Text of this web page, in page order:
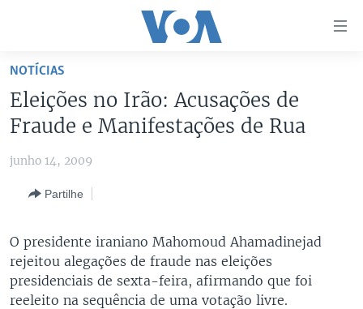
Acesso
para
artigo
para
Pesquisa
ANGOLA
GUINÉ-BISSAU
BRASIL
DOSSIERS ESPECIAIS
AFRICA AGORA
VÍDEOS
VOA 60 CLIMA
VOA60 MUNDO
ÁUDIO
SIGA-NOS
NOTÍCIAS
Eleições no Irão: Acusações de
Fraude e Manifestações de Rua
junho 14, 2009
Partilhe
O presidente iraniano Mahomoud Ahamadinejad
rejeitou alegações de fraude nas eleições
presidenciais de sexta-feira, afirmando que foi
reeleito na sequência de uma votação livre.